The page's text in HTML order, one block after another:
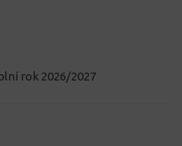
rok 2026/2027